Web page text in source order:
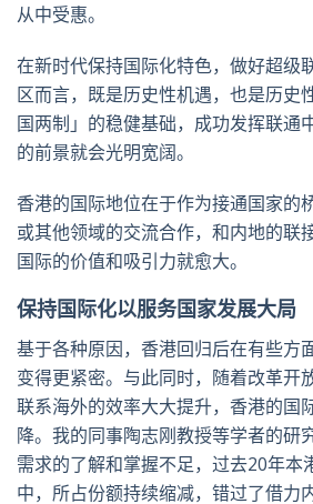
从中受惠。
在新时代保持国际化特色，做好超级
区而言，既是历史性机遇，也是历史
国两制」的稳健基础，成功发挥联通
的前景就会光明宽阔。
香港的国际地位在于作为接通国家的
或其他领域的交流合作，和内地的联
国际的价值和吸引力就愈大。
保持国际化以服务国家发展大局
基于各种原因，香港回归后在有些方
变得更紧密。与此同时，随着改革开
联系海外的效率大大提升，香港的国
降。我的同事陶志刚教授等学者的研
需求的了解和掌握不足，过去20年本
中，所占份额持续缩减，错过了借力